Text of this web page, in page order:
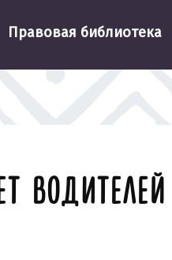
Правовая библиотека